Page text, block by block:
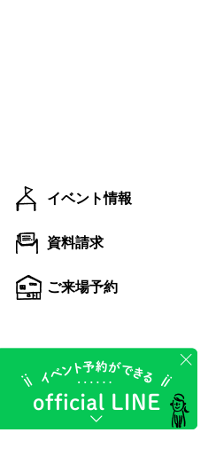
イベント情報
資料請求
ご来場予約